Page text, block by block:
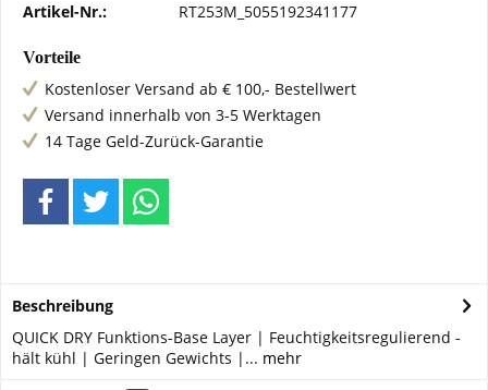
Artikel-Nr.: RT253M_5055192341177
Vorteile
Kostenloser Versand ab € 100,- Bestellwert
Versand innerhalb von 3-5 Werktagen
14 Tage Geld-Zurück-Garantie
Beschreibung
QUICK DRY Funktions-Base Layer | Feuchtigkeitsregulierend -
hält kühl | Geringen Gewichts |... mehr